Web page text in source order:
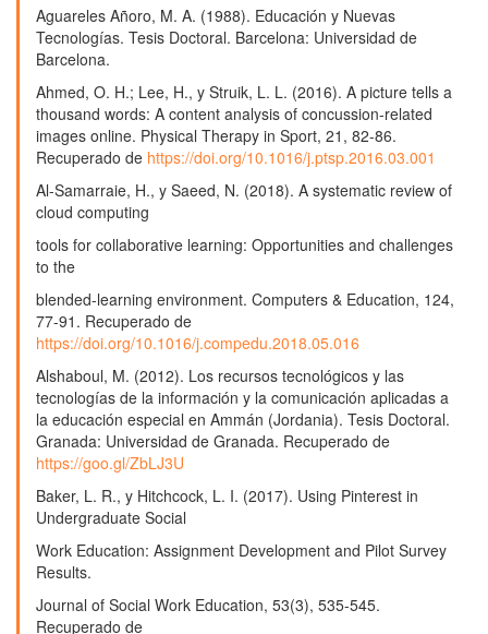
Norma Edith Castillo Ramos, Maribel Enaida Alegre Jara
(2023)
distancia durante la pandemia COVID-19.HUMAN
REVIEW. International Humanities Review / Revista
Internacional De Humanidades, 18(1),1.
10.37819/revhuman.v18i1.1619
José A. García del Castillo, Álvaro García del Castillo-
López (2026)
Handbook of Concepts in Health, Health Behavior and
Environmental Health.
in Public Health, 731.
10.1007/978-981-97-2085-9_158
Esther García-Río, Pedro Baena-Luna, Pedro Palos-
Sánchez, Mariano Aguayo-Camacho (2022)
Microblogging: an online resource to support
education and training processes.Campus Virtuales,
11(2),39.
10.54988/cv.2022.2.1013
Jennifer Lorena Gómez Contreras, Cristian Alberto Bonilla
Torres, Yuri Catherine Esteban Ojeda (2022)
Uso de TIC y TAC en la educación superior:.Revista
Complutense de Educación,
601.
Fernando Marugán Solís, Davinia Martín Critikián (2022)
Aguareles Añoro, M. A. (1988). Educación y Nuevas
Tecnologías. Tesis Doctoral. Barcelona: Universidad de
Barcelona.
Ahmed, O. H.; Lee, H., y Struik, L. L. (2016). A picture tells a
thousand words: A content analysis of concussion-related
images online. Physical Therapy in Sport, 21, 82-86.
Recuperado de https://doi.org/10.1016/j.ptsp.2016.03.001
Al-Samarraie, H., y Saeed, N. (2018). A systematic review of
cloud computing
tools for collaborative learning: Opportunities and challenges
to the
blended-learning environment. Computers & Education, 124,
77-91. Recuperado de
https://doi.org/10.1016/j.compedu.2018.05.016
Alshaboul, M. (2012). Los recursos tecnológicos y las
tecnologías de la información y la comunicación aplicadas a
la educación especial en Ammán (Jordania). Tesis Doctoral.
Granada: Universidad de Granada. Recuperado de
https://goo.gl/ZbLJ3U
Baker, L. R., y Hitchcock, L. I. (2017). Using Pinterest in
Undergraduate Social
Work Education: Assignment Development and Pilot Survey
Results.
Journal of Social Work Education, 53(3), 535-545.
Recuperado de